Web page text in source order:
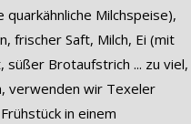
Milchspeise),
frischer Saft, Milch, Ei (mit
süßer Brotaufstrich ... zu viel,
verwenden wir Texeler
in einem